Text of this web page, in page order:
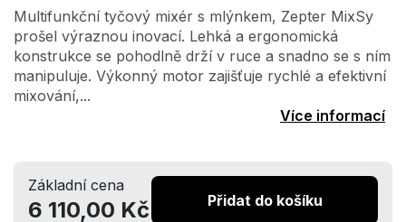
Multifunkční tyčový mixér s mlýnkem, Zepter MixSy
prošel výraznou inovací. Lehká a ergonomická
konstrukce se pohodlně drží v ruce a snadno se s ním
manipuluje. Výkonný motor zajišťuje rychlé a efektivní
mixování,...
Více informací
Základní cena
6 110,00 Kč Přidat do košíku